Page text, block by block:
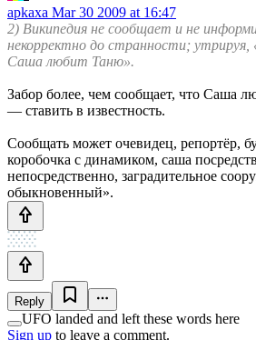
apkaxa Mar 30 2009 at 16:47
2) Википедия не сообщает и не
некорректно до странности;
Саша любит Таню».
Забор более, чем сообщает, что Саша
— ставить в известность.
Сообщать может очевидец, репортёр,
коробочка с динамиком, саша
непосредственно, заградительное
обыкновенный».
Reply
UFO landed and left these words here
Sign up to leave a comment.